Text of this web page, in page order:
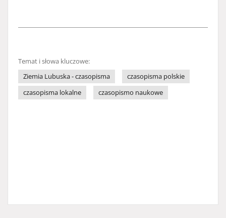
Temat i słowa kluczowe:
Ziemia Lubuska - czasopisma
czasopisma polskie
czasopisma lokalne
czasopismo naukowe